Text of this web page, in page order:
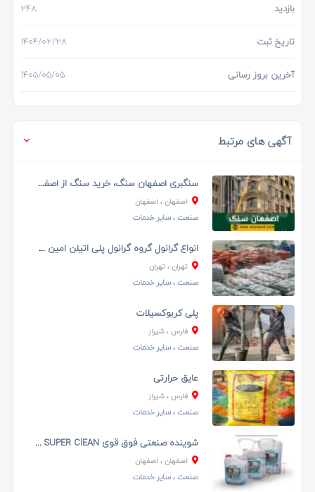
بازدید 248
تاریخ ثبت 1404/02/28
آخرین بروز رسانی 1405/05/05
آگهی های مرتبط
سنگبری اصفهان سنگ، خرید سنگ از اصفهان
اصفهان، اصفهان
صنعت، سایر خدمات
انواع گرانول گروه گرانول پلی اتیلن امین محمدزاده
تهران، تهران
صنعت، سایر خدمات
پلی کربوکسیلات
فارس، شیراز
صنعت، سایر خدمات
عایق حرارتی
فارس، شیراز
صنعت، سایر خدمات
شوینده صنعتی فوق قوی SUPER ClEAN از برند کلین مکس...
اصفهان، اصفهان
صنعت، سایر خدمات